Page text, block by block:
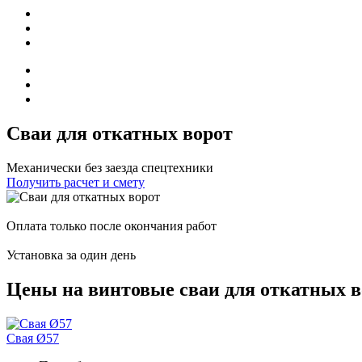
Сваи для откатных ворот
Механически без заезда спецтехники
Получить расчет и смету
Оплата только после окончания работ
Установка за один день
Цены на винтовые сваи для откатных
Свая Ø57